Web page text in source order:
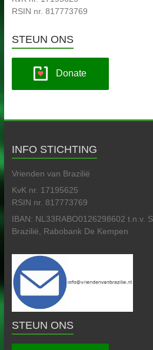
RSIN nr. 817773769
STEUN ONS
Donate
INFO STICHTING
Vrienden van Brazilië
KvK nr. 17195625
RSIN nr. 817773769
IBAN: NL33RABO0126298602 t.n.v.
Brazilië, Rabobank De Kempen
STEUN ONS